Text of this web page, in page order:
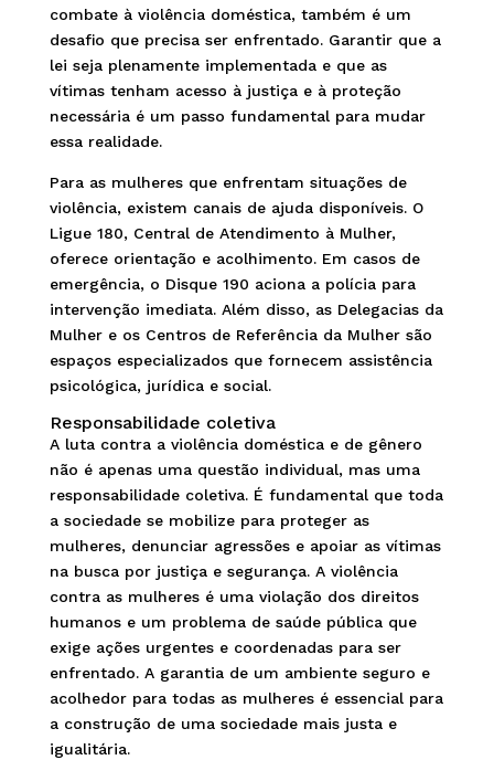
combate à violência doméstica, também é um
desafio que precisa ser enfrentado. Garantir que a
lei seja plenamente implementada e que as
vítimas tenham acesso à justiça e à proteção
necessária é um passo fundamental para mudar
essa realidade.
Para as mulheres que enfrentam situações de
violência, existem canais de ajuda disponíveis. O
Ligue 180, Central de Atendimento à Mulher,
oferece orientação e acolhimento. Em casos de
emergência, o Disque 190 aciona a polícia para
intervenção imediata. Além disso, as Delegacias da
Mulher e os Centros de Referência da Mulher são
espaços especializados que fornecem assistência
psicológica, jurídica e social.
Responsabilidade coletiva
A luta contra a violência doméstica e de gênero
não é apenas uma questão individual, mas uma
responsabilidade coletiva. É fundamental que toda
a sociedade se mobilize para proteger as
mulheres, denunciar agressões e apoiar as vítimas
na busca por justiça e segurança. A violência
contra as mulheres é uma violação dos direitos
humanos e um problema de saúde pública que
exige ações urgentes e coordenadas para ser
enfrentado. A garantia de um ambiente seguro e
acolhedor para todas as mulheres é essencial para
a construção de uma sociedade mais justa e
igualitária.